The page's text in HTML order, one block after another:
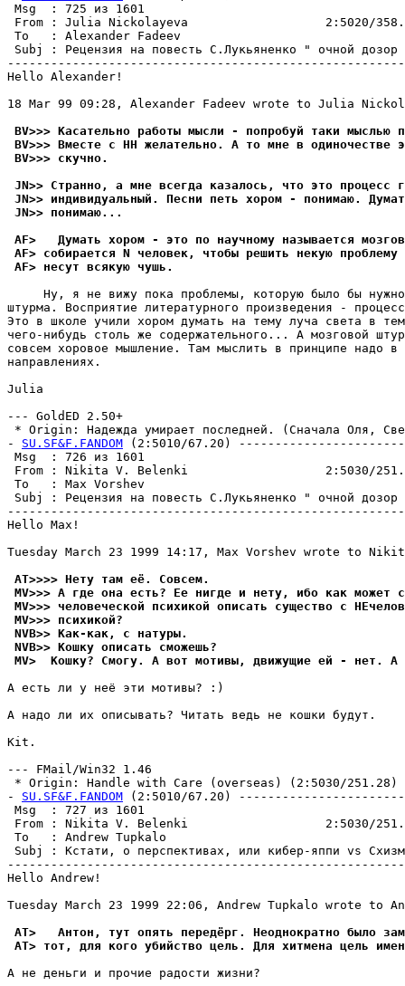
Msg  : 725
From : Julia Nickolayeva                   2:5020/
To   : Alexander Fadeev
Subj : Рецензия на повесть С.Лукьяненко "
Hello Alexander!
18 Mar 99 09:28, Alexander Fadeev wrote to Julia
BV>>> Касательно работы мысли - попробуй таки мыслью
BV>>> Вместе с НН желательно. А то мне в одиночестве
BV>>> скучно.
JN>> Странно, а мне всегда казалось, что это процесс
JN>> индивидуальный. Песни петь хором - понимаю.
JN>> понимаю...
AF>   Думать хором - это по научному называется
AF> собирается N человек, чтобы решить некую проблему
AF> несут всякую чушь.
Ну, я не вижу пока проблемы, которую было бы
штурма. Восприятие литературного произведения -
Это в школе учили хором думать на тему луча света в
чего-нибудь столь же содержательного... А мозговой
совсем хоровое мышление. Там мыслить в принципе надо в
направлениях.
Julia
--- GoldED 2.50+
* Origin: Надежда умирает последней. (Сначала Оля,
- SU.SF&F.FANDOM (2:5010/67.20)
Msg  : 726
From : Nikita V. Belenki                   2:5030/
To   : Max Vorshev
Subj : Рецензия на повесть С.Лукьяненко "
Hello Max!
Tuesday March 23 1999 14:17, Max Vorshev wrote to
AT>>>> Нету там её. Совсем.
MV>>> А где она есть? Ее нигде и нету, ибо как может
MV>>> человеческой психикой описать существо с
MV>>> психикой?
NVB>> Как-как, с натуры.
NVB>> Кошку описать сможешь?
MV>  Кошку? Смогу. А вот мотивы, движущие ей - нет. А
А есть ли у неё эти мотивы? :)
А надо ли их описывать? Читать ведь не кошки будут.
Kit.
--- FMail/Win32 1.46
* Origin: Handle with Care (overseas) (2:5030/251.28)
- SU.SF&F.FANDOM (2:5010/67.20)
Msg  : 727
From : Nikita V. Belenki                   2:5030/
To   : Andrew Tupkalo
Subj : Кстати, о перспективах, или кибер-
Hello Andrew!
Tuesday March 23 1999 22:06, Andrew Tupkalo wrote to
AT>   Антон, тут опять пеpедёpг. Неоднократно было
AT> тот, для кого убийство цель. Для хитмена цель
А не деньги и прочие радости жизни?